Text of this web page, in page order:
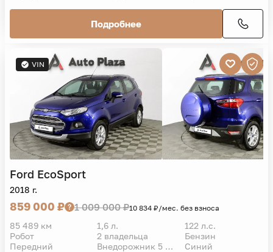
Подробнее
VIN
Ford EcoSport
2018 г.
859 000 ₽ 1 009 000 ₽10 834 ₽/мес. без взноса
85 489 км 1,6 л.
122 л.с.
Робот
2 владельца
Бензин
Передний
Внедорожник 5 дв. Синий